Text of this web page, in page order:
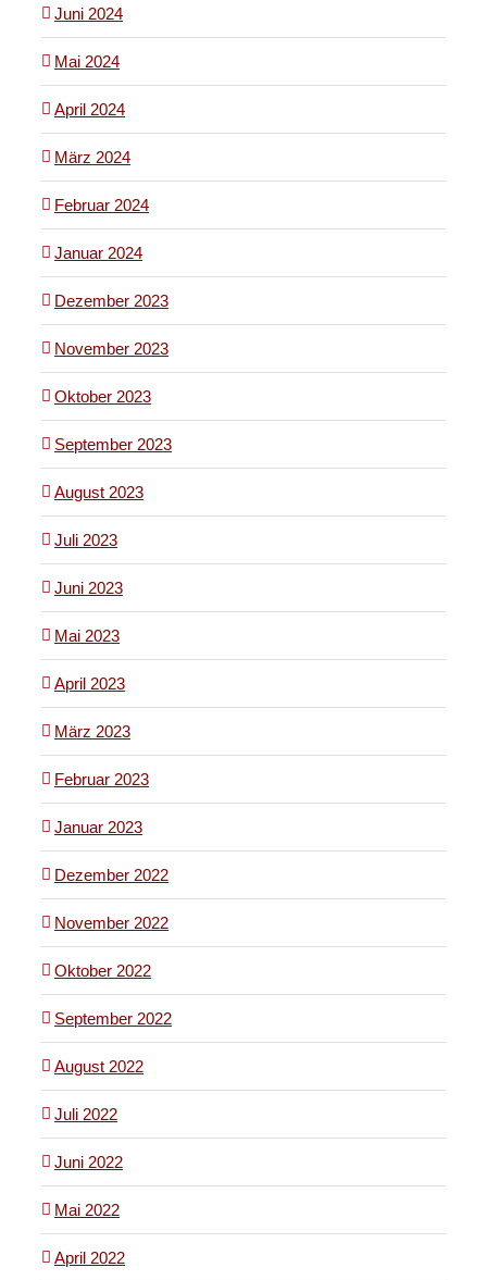
Juni 2024
Mai 2024
April 2024
März 2024
Februar 2024
Januar 2024
Dezember 2023
November 2023
Oktober 2023
September 2023
August 2023
Juli 2023
Juni 2023
Mai 2023
April 2023
März 2023
Februar 2023
Januar 2023
Dezember 2022
November 2022
Oktober 2022
September 2022
August 2022
Juli 2022
Juni 2022
Mai 2022
April 2022